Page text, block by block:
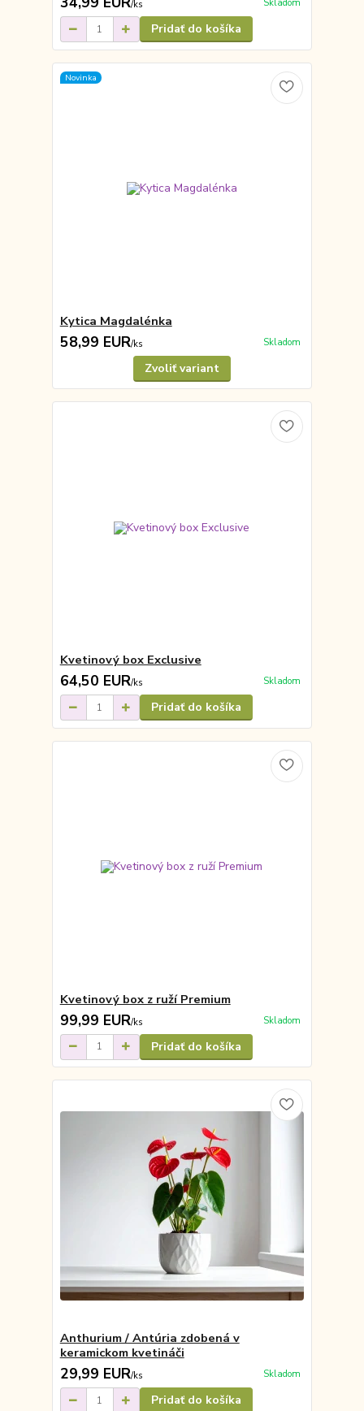
/ks Skladom
Pridať do košíka
Novinka
Kytica Magdalénka
58,99 EUR/ks Skladom
Zvoliť variant
Kvetinový box Exclusive
64,50 EUR/ks Skladom
Pridať do košíka
Kvetinový box z ruží Premium
99,99 EUR/ks Skladom
Pridať do košíka
Anthurium / Antúria zdobená v
keramickom kvetináči
29,99 EUR/ks Skladom
Pridať do košíka